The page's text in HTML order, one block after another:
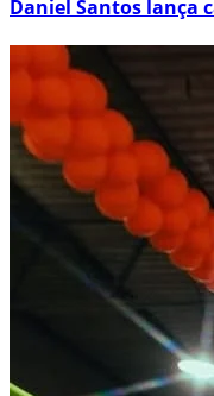
Daniel Santos lança